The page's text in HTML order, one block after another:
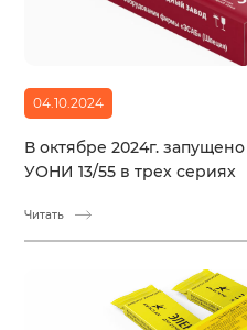
04.10.2024
В октябре 2024г.
УОНИ 13/55 в трех сериях
Читать